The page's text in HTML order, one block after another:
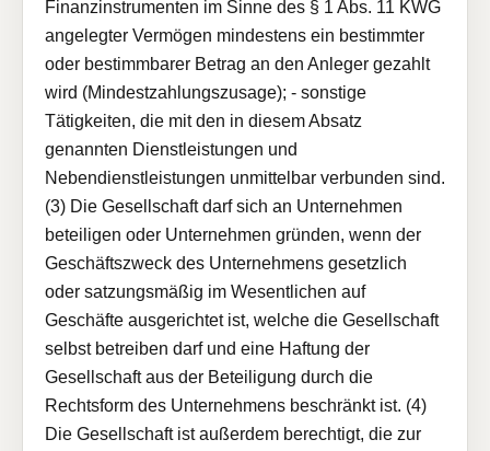
Finanzinstrumenten im Sinne des § 1 Abs. 11 KWG
angelegter Vermögen mindestens ein bestimmter
oder bestimmbarer Betrag an den Anleger gezahlt
wird (Mindestzahlungszusage); - sonstige
Tätigkeiten, die mit den in diesem Absatz
genannten Dienstleistungen und
Nebendienstleistungen unmittelbar verbunden sind.
(3) Die Gesellschaft darf sich an Unternehmen
beteiligen oder Unternehmen gründen, wenn der
Geschäftszweck des Unternehmens gesetzlich
oder satzungsmäßig im Wesentlichen auf
Geschäfte ausgerichtet ist, welche die Gesellschaft
selbst betreiben darf und eine Haftung der
Gesellschaft aus der Beteiligung durch die
Rechtsform des Unternehmens beschränkt ist. (4)
Die Gesellschaft ist außerdem berechtigt, die zur